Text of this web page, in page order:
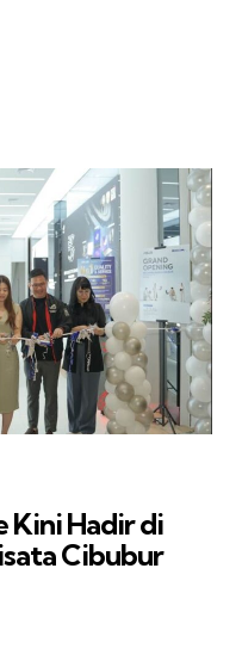
Kini Hadir di
Cibubur